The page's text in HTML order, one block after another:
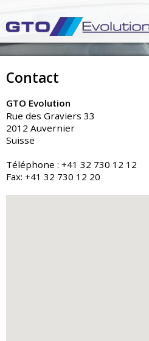
Contact
GTO Evolution
Rue des Graviers 33
2012 Auvernier
Suisse
Téléphone : +41 32 730 12 12
Fax: +41 32 730 12 20